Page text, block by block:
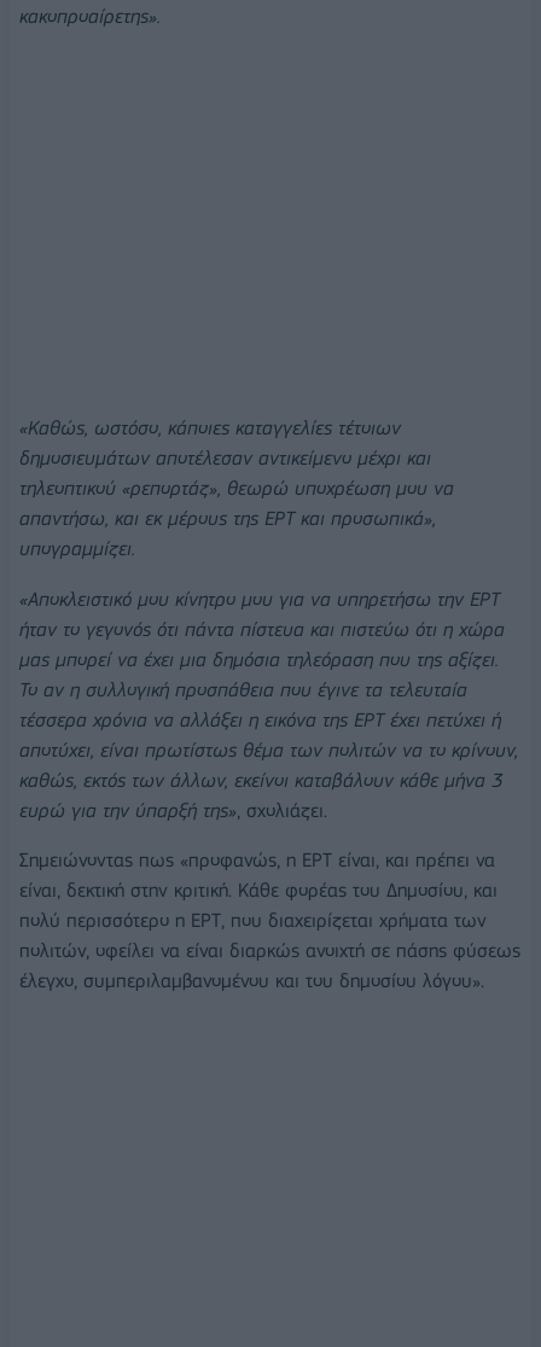
κακοπροαίρετης».
«Καθώς, ωστόσο, κάποιες καταγγελίες τέτοιων
δημοσιευμάτων αποτέλεσαν αντικείμενο μέχρι και
τηλεοπτικού «ρεπορτάζ», θεωρώ υποχρέωση μου να
απαντήσω, και εκ μέρους της ΕΡΤ και προσωπικά»,
υπογραμμίζει.
«Αποκλειστικό μου κίνητρο μου για να υπηρετήσω την ΕΡΤ
ήταν το γεγονός ότι πάντα πίστευα και πιστεύω ότι η χώρα
μας μπορεί να έχει μια δημόσια τηλεόραση που της αξίζει.
Το αν η συλλογική προσπάθεια που έγινε τα τελευταία
τέσσερα χρόνια να αλλάξει η εικόνα της ΕΡΤ έχει πετύχει ή
αποτύχει, είναι πρωτίστως θέμα των πολιτών να το κρίνουν,
καθώς, εκτός των άλλων, εκείνοι καταβάλουν κάθε μήνα 3
ευρώ για την ύπαρξή της» , σχολιάζει.
Σημειώνοντας πως «προφανώς, η ΕΡΤ είναι, και πρέπει να
είναι, δεκτική στην κριτική. Κάθε φορέας του Δημοσίου, και
πολύ περισσότερο η ΕΡΤ, που διαχειρίζεται χρήματα των
πολιτών, οφείλει να είναι διαρκώς ανοιχτή σε πάσης φύσεως
έλεγχο, συμπεριλαμβανομένου και του δημοσίου λόγου».